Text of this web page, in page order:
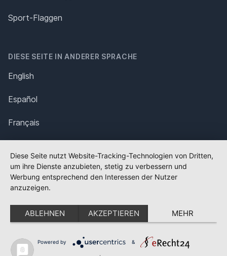
Sport-Flaggen
DIESE SEITE IN ANDERER SPRACHE
English
Español
Français
Polska
Português
Nederlands
Svenska
Diese Seite nutzt Website-Tracking-Technologien von Dritten,
um ihre Dienste anzubieten, stetig zu verbessern und
Werbung entsprechend den Interessen der Nutzer
anzuzeigen.
ABLEHNEN AKZEPTIEREN MEHR
Powered by &